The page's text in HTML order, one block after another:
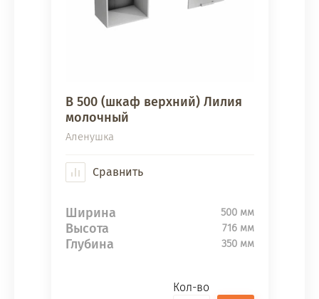
В 500 (шкаф верхний) Лилия
молочный
Аленушка
Сравнить
Ширина 500 мм
Высота 716 мм
Глубина 350 мм
Кол-во